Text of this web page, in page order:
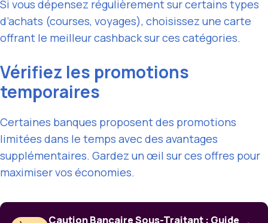
Si vous dépensez régulièrement sur certains types
d’achats (courses, voyages), choisissez une carte
offrant le meilleur cashback sur ces catégories.
Vérifiez les promotions
temporaires
Certaines banques proposent des promotions
limitées dans le temps avec des avantages
supplémentaires. Gardez un œil sur ces offres pour
maximiser vos économies.
Caution Bancaire Sous-Traitant : Guide